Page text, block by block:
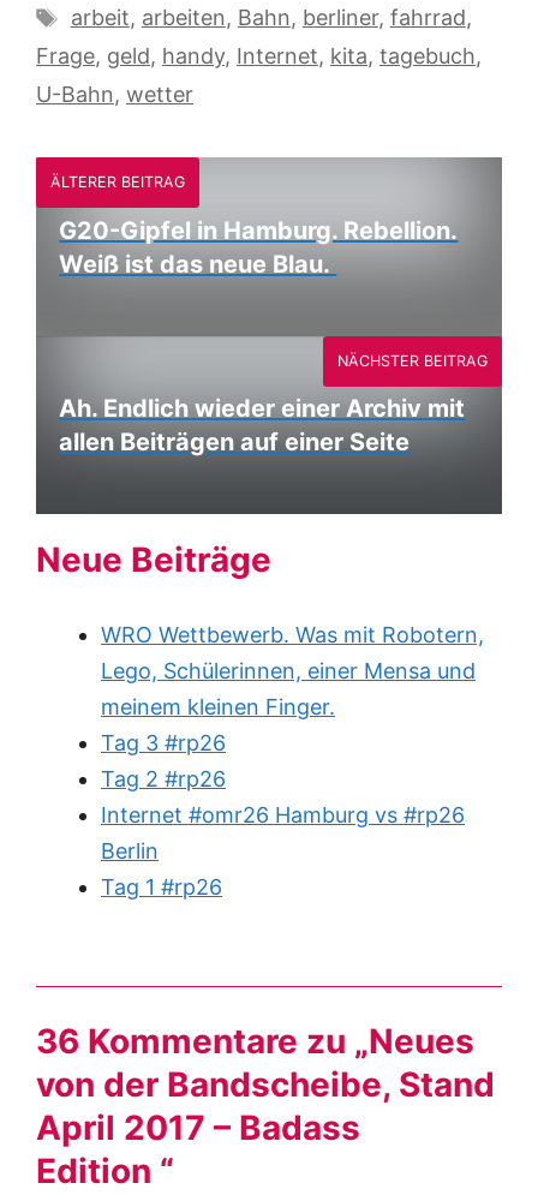
Schlagwörter
arbeit, arbeiten, Bahn, berliner, fahrrad,
Frage, geld, handy, Internet, kita, tagebuch,
U-Bahn, wetter
ÄLTERER BEITRAG
G20-Gipfel in Hamburg. Rebellion.
Weiß ist das neue Blau.
Ah. Endlich wieder einer Archiv mit
allen Beiträgen auf einer Seite
NÄCHSTER BEITRAG
Neue Beiträge
WRO Wettbewerb. Was mit Robotern,
Lego, Schülerinnen, einer Mensa und
meinem kleinen Finger.
Tag 3 #rp26
Tag 2 #rp26
Internet #omr26 Hamburg vs #rp26
Berlin
Tag 1 #rp26
36 Kommentare zu „Neues
von der Bandscheibe, Stand
April 2017 – Badass
Edition “